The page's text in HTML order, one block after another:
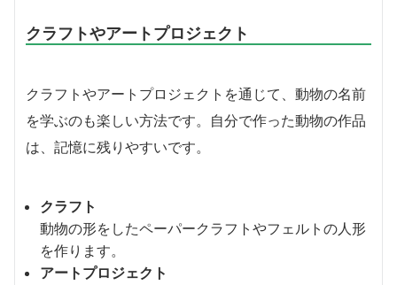
クラフトやアートプロジェクト
クラフトやアートプロジェクトを通じて、動物の名前
を学ぶのも楽しい方法です。自分で作った動物の作品
は、記憶に残りやすいです。
クラフト
動物の形をしたペーパークラフトやフェルトの人形
を作ります。
アートプロジェクト